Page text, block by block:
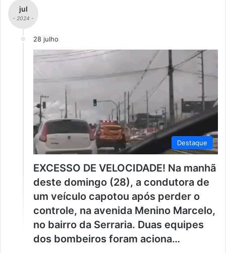
jul
- 2024 -
28 julho
Destaque
EXCESSO DE VELOCIDADE! Na manhã
deste domingo (28), a condutora de
um veículo capotou após perder o
controle, na avenida Menino Marcelo,
no bairro da Serraria. Duas equipes
dos bombeiros foram aciona…